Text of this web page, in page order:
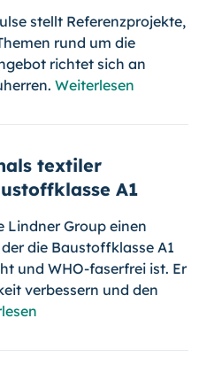
stellt Referenzprojekte,
rund um die
richtet sich an
Weiterlesen
textiler
A1
Lindner Group einen
die Baustoffklasse A1
und WHO-faserfrei ist. Er
verbessern und den